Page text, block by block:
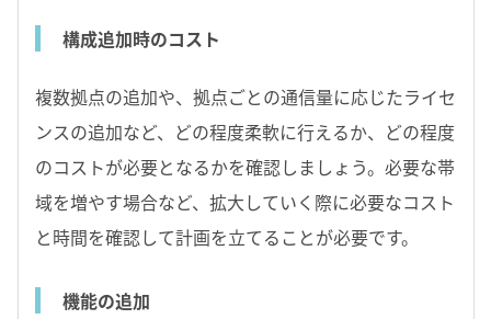
構成追加時のコスト
複数拠点の追加や、拠点ごとの通信量に応じたライセ
ンスの追加など、どの程度柔軟に行えるか、どの程度
のコストが必要となるかを確認しましょう。必要な帯
域を増やす場合など、拡大していく際に必要なコスト
と時間を確認して計画を立てることが必要です。
機能の追加